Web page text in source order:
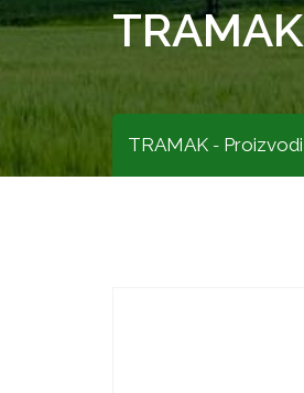
TRAMAK
TRAMAK - Proizvodi